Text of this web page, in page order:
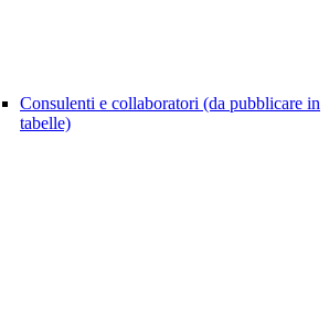
Consulenti e collaboratori (da pubblicare in
tabelle)